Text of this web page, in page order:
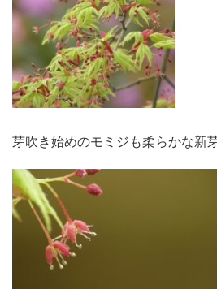
芽吹き始めのモミジも柔らかな新